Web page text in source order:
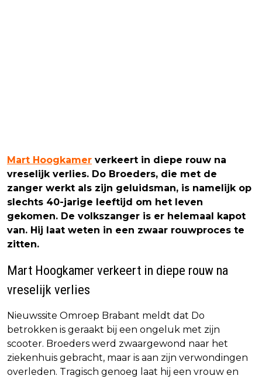
Mart Hoogkamer verkeert in diepe rouw na
vreselijk verlies. Do Broeders, die met de
zanger werkt als zijn geluidsman, is namelijk op
slechts 40-jarige leeftijd om het leven
gekomen. De volkszanger is er helemaal kapot
van. Hij laat weten in een zwaar rouwproces te
zitten.
Mart Hoogkamer verkeert in diepe rouw na
vreselijk verlies
Nieuwssite Omroep Brabant meldt dat Do
betrokken is geraakt bij een ongeluk met zijn
scooter. Broeders werd zwaargewond naar het
ziekenhuis gebracht, maar is aan zijn verwondingen
overleden. Tragisch genoeg laat hij een vrouw en